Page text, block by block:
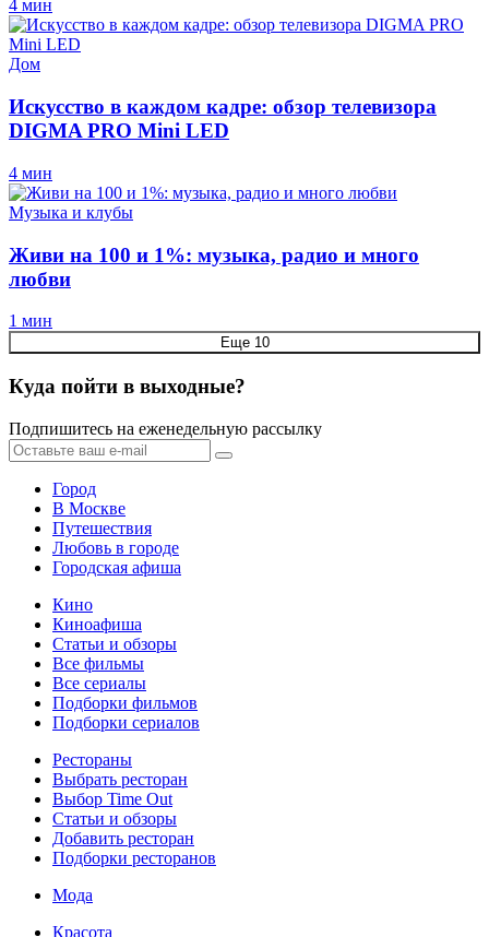
4 мин
Дом
Искусство в каждом кадре: обзор телевизора
DIGMA PRO Mini LED
4 мин
Музыка и клубы
Живи на 100 и 1%: музыка, радио и много
любви
1 мин
Еще 10
Куда пойти в выходные?
Подпишитесь на еженедельную рассылку
Город
В Москве
Путешествия
Любовь в городе
Городская афиша
Кино
Киноафиша
Статьи и обзоры
Все фильмы
Все сериалы
Подборки фильмов
Подборки сериалов
Рестораны
Выбрать ресторан
Выбор Time Out
Статьи и обзоры
Добавить ресторан
Подборки ресторанов
Мода
Красота